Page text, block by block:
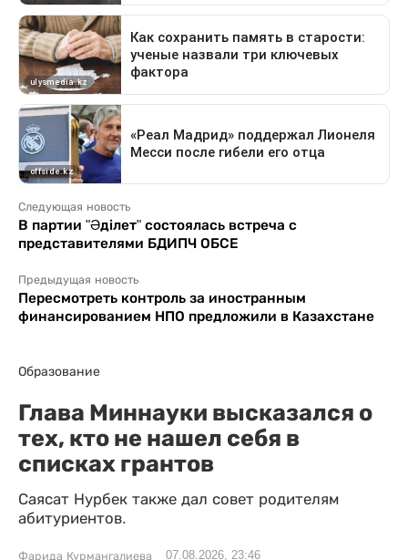
Следующая новость
В партии "Əділет" состоялась встреча с
представителями БДИПЧ ОБСЕ
Предыдущая новость
Пересмотреть контроль за иностранным
финансированием НПО предложили в Казахстане
Образование
Глава Миннауки высказался о
тех, кто не нашел себя в
списках грантов
Саясат Нурбек также дал совет родителям
абитуриентов.
Фарида Курмангалиева 07.08.2026, 23:46